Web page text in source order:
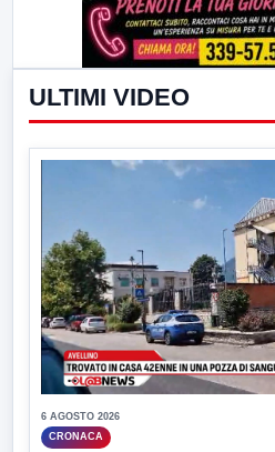
ULTIMI VIDEO
6 AGOSTO 2026
CRONACA